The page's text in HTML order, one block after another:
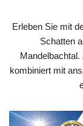
Erleben Sie mit
Schatten
kombiniert mit